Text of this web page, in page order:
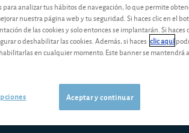
Días inhábiles y festivos: el
A la hora de cursar una orden de
día es festivo tanto en España como
para analizar tus hábitos de navegación, lo que permite
nuestra página web y tu seguridad. Si haces clic en el
de las cookies y solo entonces se implantarán. Si haces
o deshabilitar las cookies. Además, si haces clic aquí
en cualquier momento. Este banner se mantendrá
Aceptar y continuar